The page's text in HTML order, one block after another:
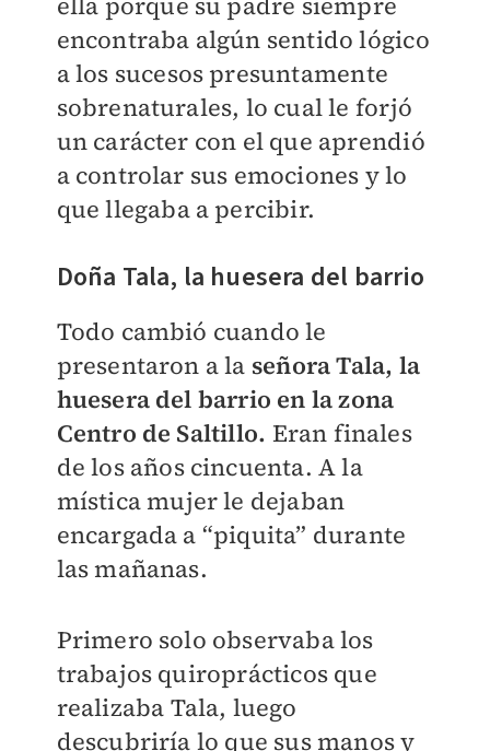
encontraba algún sentido lógico
a los sucesos presuntamente
sobrenaturales, lo cual le forjó
un carácter con el que aprendió
a controlar sus emociones y lo
que llegaba a percibir.
Doña Tala, la huesera del barrio
Todo cambió cuando le
presentaron a la señora Tala, la
huesera del barrio en la zona
Centro de Saltillo. Eran finales
de los años cincuenta. A la
mística mujer le dejaban
encargada a “piquita” durante
las mañanas.
Primero solo observaba los
trabajos quiroprácticos que
realizaba Tala, luego
descubriría lo que sus manos y